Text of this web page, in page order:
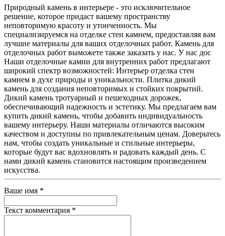
Природный камень в интерьере - это исключительное
решение, которое придаст вашему пространству
неповторимую красоту и утонченность. Мы
специализируемся на отделке стен камнем, предоставляя вам
лучшие материалы для ваших отделочных работ. Камень для
отделочных работ выможете также заказать у наc. У нас дос
Наши отделочные камни для внутренних работ предлагают
широкий спектр возможностей: Интерьер отделка стен
камнем в духе природы и уникальности. Плитка дикий
камень для создания неповторимых и стойких покрытий.
Дикий камень тротуарный и пешеходных дорожек,
обеспечивающий надежность и эстетику. Мы предлагаем вам
купить дикий камень, чтобы добавить индивидуальность
вашему интерьеру. Наши материалы отличаются высоким
качеством и доступны по привлекательным ценам. Доверьтесь
нам, чтобы создать уникальные и стильные интерьеры,
которые будут вас вдохновлять и радовать каждый день. С
нами дикий камень становится настоящим произведением
искусства.
Ваше имя *
Текст комментария *